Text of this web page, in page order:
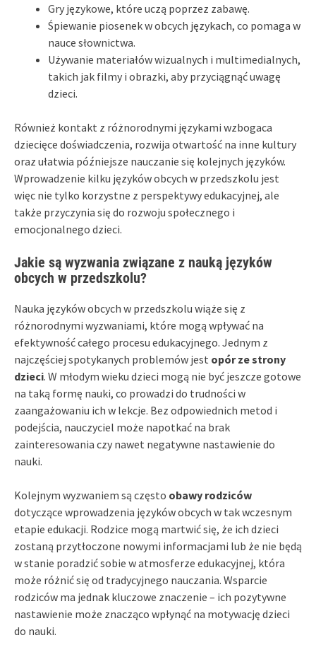
Gry językowe, które uczą poprzez zabawę.
Śpiewanie piosenek w obcych językach, co pomaga w
nauce słownictwa.
Używanie materiałów wizualnych i multimedialnych,
takich jak filmy i obrazki, aby przyciągnąć uwagę
dzieci.
Również kontakt z różnorodnymi językami wzbogaca
dziecięce doświadczenia, rozwija otwartość na inne kultury
oraz ułatwia późniejsze nauczanie się kolejnych języków.
Wprowadzenie kilku języków obcych w przedszkolu jest
więc nie tylko korzystne z perspektywy edukacyjnej, ale
także przyczynia się do rozwoju społecznego i
emocjonalnego dzieci.
Jakie są wyzwania związane z nauką języków
obcych w przedszkolu?
Nauka języków obcych w przedszkolu wiąże się z
różnorodnymi wyzwaniami, które mogą wpływać na
efektywność całego procesu edukacyjnego. Jednym z
najczęściej spotykanych problemów jest opór ze strony
dzieci. W młodym wieku dzieci mogą nie być jeszcze gotowe
na taką formę nauki, co prowadzi do trudności w
zaangażowaniu ich w lekcje. Bez odpowiednich metod i
podejścia, nauczyciel może napotkać na brak
zainteresowania czy nawet negatywne nastawienie do
nauki.
Kolejnym wyzwaniem są często obawy rodziców
dotyczące wprowadzenia języków obcych w tak wczesnym
etapie edukacji. Rodzice mogą martwić się, że ich dzieci
zostaną przytłoczone nowymi informacjami lub że nie będą
w stanie poradzić sobie w atmosferze edukacyjnej, która
może różnić się od tradycyjnego nauczania. Wsparcie
rodziców ma jednak kluczowe znaczenie – ich pozytywne
nastawienie może znacząco wpłynąć na motywację dzieci
do nauki.